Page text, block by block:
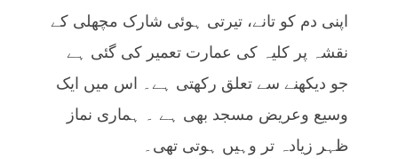
اپنی دم کو تانے، تیرتی ہوئی شارک مچھلی کے
نقشہ پر کلیہ کی عمارت تعمیر کی گئی ہے
جو دیکھنے سے تعلق رکھتی ہے۔ اس میں ایک
وسیع وعریض مسجد بھی ہے ۔ ہماری نماز
ظہر زیادہ تر وہیں ہوتی تھی۔